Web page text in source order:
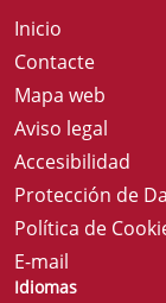
Inicio
Contacte
Mapa web
Aviso legal
Accesibilidad
Protección de
Política de
E-mail
Idiomas